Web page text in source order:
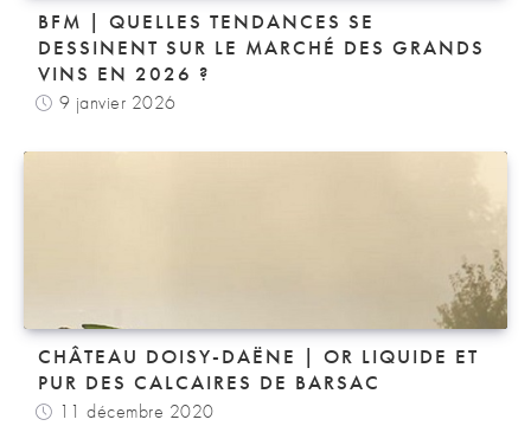
BFM | QUELLES TENDANCES SE
DESSINENT SUR LE MARCHÉ DES GRANDS
VINS EN 2026 ?
9 janvier 2026
CHÂTEAU DOISY-DAËNE | OR LIQUIDE ET
PUR DES CALCAIRES DE BARSAC
11 décembre 2020